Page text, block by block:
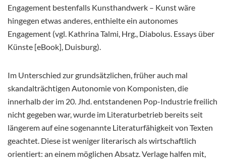
Engagement bestenfalls Kunsthandwerk – Kunst wäre
hingegen etwas anderes, enthielte ein autonomes
Engagement (vgl. Kathrina Talmi, Hrg., Diabolus. Essays über
Künste [eBook], Duisburg).
Im Unterschied zur grundsätzlichen, früher auch mal
skandalträchtigen Autonomie von Komponisten, die
innerhalb der im 20. Jhd. entstandenen Pop-Industrie freilich
nicht gegeben war, wurde im Literaturbetrieb bereits seit
längerem auf eine sogenannte Literaturfähigkeit von Texten
geachtet. Diese ist weniger literarisch als wirtschaftlich
orientiert: an einem möglichen Absatz. Verlage halfen mit,